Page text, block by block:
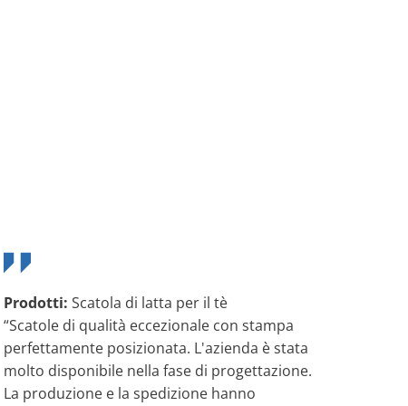
Prodotti: Scatola di latta per il tè
“Scatole di qualità eccezionale con stampa
perfettamente posizionata. L'azienda è stata
molto disponibile nella fase di progettazione.
La produzione e la spedizione hanno